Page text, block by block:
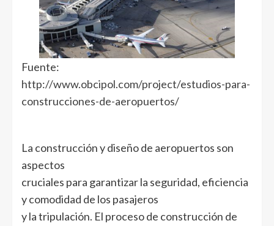
Fuente:
http://www.obcipol.com/project/estudios-para-
construcciones-de-aeropuertos/
La construcción y diseño de aeropuertos son
aspectos
cruciales para garantizar la seguridad, eficiencia
y comodidad de los pasajeros
y la tripulación. El proceso de construcción de